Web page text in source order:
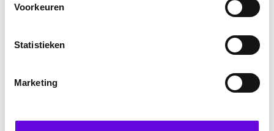
Voorkeuren
Statistieken
Marketing